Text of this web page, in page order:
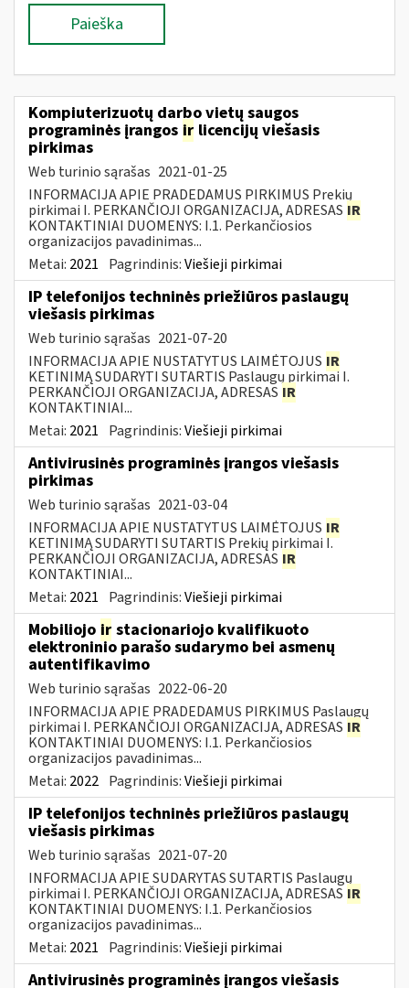
Paieška
Kompiuterizuotų darbo vietų saugos
programinės įrangos ir licencijų viešasis
pirkimas
Web turinio sąrašas 2021-01-25
INFORMACIJA APIE PRADEDAMUS PIRKIMUS Prekių
pirkimai I. PERKANČIOJI ORGANIZACIJA, ADRESAS IR
KONTAKTINIAI DUOMENYS: I.1. Perkančiosios
organizacijos pavadinimas...
Metai: 2021 Pagrindinis:Viešieji pirkimai
IP telefonijos techninės priežiūros paslaugų
viešasis pirkimas
Web turinio sąrašas 2021-07-20
INFORMACIJA APIE NUSTATYTUS LAIMĖTOJUS IR
KETINIMĄ SUDARYTI SUTARTIS Paslaugų pirkimai I.
PERKANČIOJI ORGANIZACIJA, ADRESAS IR
KONTAKTINIAI...
Metai: 2021 Pagrindinis:Viešieji pirkimai
Antivirusinės programinės įrangos viešasis
pirkimas
Web turinio sąrašas 2021-03-04
INFORMACIJA APIE NUSTATYTUS LAIMĖTOJUS IR
KETINIMĄ SUDARYTI SUTARTIS Prekių pirkimai I.
PERKANČIOJI ORGANIZACIJA, ADRESAS IR
KONTAKTINIAI...
Metai: 2021 Pagrindinis:Viešieji pirkimai
Mobiliojo ir stacionariojo kvalifikuoto
elektroninio parašo sudarymo bei asmenų
autentifikavimo
Web turinio sąrašas 2022-06-20
INFORMACIJA APIE PRADEDAMUS PIRKIMUS Paslaugų
pirkimai I. PERKANČIOJI ORGANIZACIJA, ADRESAS IR
KONTAKTINIAI DUOMENYS: I.1. Perkančiosios
organizacijos pavadinimas...
Metai: 2022 Pagrindinis:Viešieji pirkimai
IP telefonijos techninės priežiūros paslaugų
viešasis pirkimas
Web turinio sąrašas 2021-07-20
INFORMACIJA APIE SUDARYTAS SUTARTIS Paslaugų
pirkimai I. PERKANČIOJI ORGANIZACIJA, ADRESAS IR
KONTAKTINIAI DUOMENYS: I.1. Perkančiosios
organizacijos pavadinimas...
Metai: 2021 Pagrindinis:Viešieji pirkimai
Antivirusinės programinės įrangos viešasis